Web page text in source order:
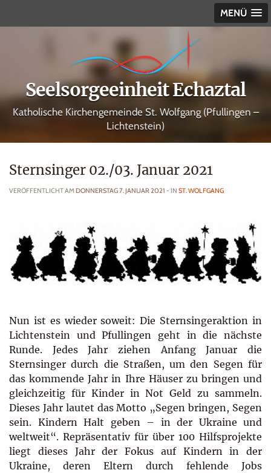
MENÜ
Seelsorgeeinheit Echaztal
Katholische Kirchengemeinde St. Wolfgang (Pfullingen –
Lichtenstein)
Sternsinger 02./03. Januar 2021
VERÖFFENTLICHT AM DONNERSTAG 7. JANUAR 2021 - IN ST. WOLFGANG
Nun ist es wieder soweit: Die Sternsingeraktion in
Lichtenstein und Pfullingen geht in die nächste
Runde. Jedes Jahr ziehen Anfang Januar die
Sternsinger durch die Straßen, um den Segen für
das kommende Jahr in Ihre Häuser zu bringen und
gleichzeitig für Kinder in Not Geld zu sammeln.
Dieses Jahr lautet das Motto „Segen bringen, Segen
sein. Kindern Halt geben – in der Ukraine und
weltweit“. Repräsentativ für über 100 Hilfsprojekte
liegt dieses Jahr der Fokus auf Kindern in der
Ukraine, deren Eltern durch fehlende Jobs